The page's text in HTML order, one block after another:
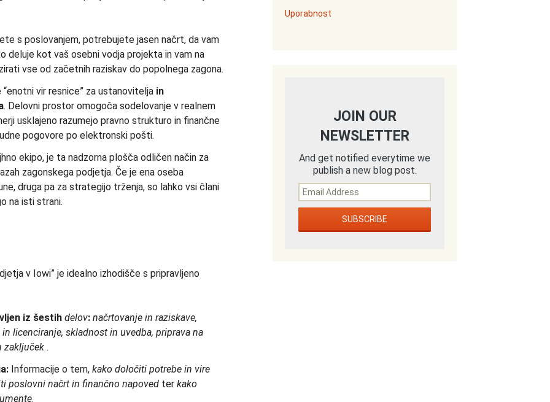
s poslovanjem, potrebujete jasen načrt, da vam
deluje kot vaš osebni vodja projekta in vam na
vse od začetnih raziskav do popolnega zagona.
vir resnice” za ustanovitelja in
. Delovni prostor omogoča sodelovanje v realnem
usklajeno razumejo pravno strukturo in finančne
pogovore po elektronski pošti.
ekipo, je ta nadzorna plošča odličen način za
zagonskega podjetja. Če je ena oseba
druga pa za strategijo trženja, so lahko vsi člani
na isti strani.
v Iowi” je idealno izhodišče s pripravljeno
iz šestih delov: načrtovanje in raziskave,
licenciranje, skladnost in uvedba, priprava na
zaključek .
Informacije o tem, kako določiti potrebe in vire
poslovni načrt in finančno napoved ter kako
.
Uporabnost
JOIN OUR
NEWSLETTER
And get notified everytime we
publish a new blog post.